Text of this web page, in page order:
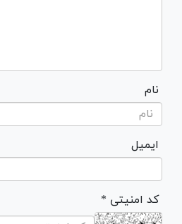
نام
ایمیل
* کد امنیتی